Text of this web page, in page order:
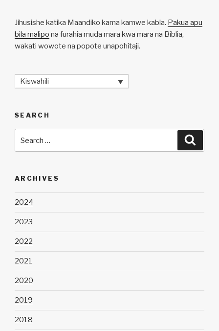
Jihusishe katika Maandiko kama kamwe kabla. Pakua apu
bila malipo na furahia muda mara kwa mara na Biblia,
wakati wowote na popote unapohitaji.
Kiswahili
SEARCH
for:
ARCHIVES
2024
2023
2022
2021
2020
2019
2018